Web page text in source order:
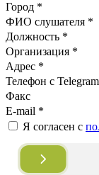
Город *
ФИО слушателя *
Должность *
Организация *
Адрес *
Телефон с
Факс
E-mail *
Я согласен с